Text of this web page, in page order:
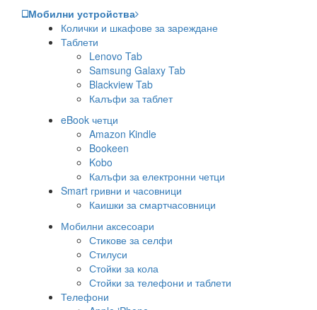
Мобилни устройства
Колички и шкафове за зареждане
Таблети
Lenovo Tab
Samsung Galaxy Tab
Blackview Tab
Калъфи за таблет
eBook четци
Amazon Kindle
Bookeen
Kobo
Калъфи за електронни четци
Smart гривни и часовници
Каишки за смартчасовници
Мобилни аксесоари
Стикове за селфи
Стилуси
Стойки за кола
Стойки за телефони и таблети
Телефони